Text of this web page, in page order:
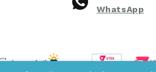
WhatsApp